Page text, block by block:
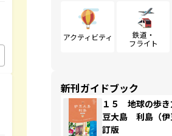
アクティビティ
鉄道・
フライト
新刊ガイドブック
１５ 地球の歩
豆大島 利島（伊
訂版